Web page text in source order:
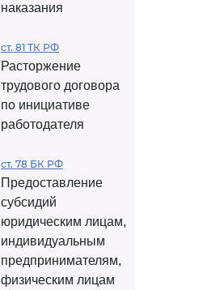
наказания
ст. 81 ТК РФ
Расторжение
трудового договора
по инициативе
работодателя
ст. 78 БК РФ
Предоставление
субсидий
юридическим лицам,
индивидуальным
предпринимателям,
физическим лицам